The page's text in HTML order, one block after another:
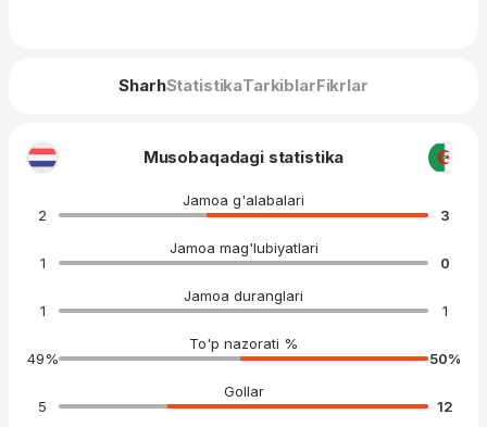
SharhStatistikaTarkiblarFikrlar
Musobaqadagi statistika
Jamoa g'alabalari
2
3
Jamoa mag'lubiyatlari
1
0
Jamoa duranglari
1
1
To'p nazorati %
49% 50%
Gollar
5
12